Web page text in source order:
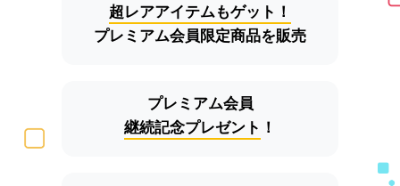
超レアアイテムもゲット！
プレミアム会員限定商品を販売
プレミアム会員
継続記念プレゼント ！